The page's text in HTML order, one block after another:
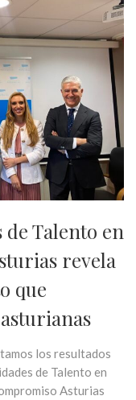
Talento en
revela
que
los resultados
de Talento en
Asturias